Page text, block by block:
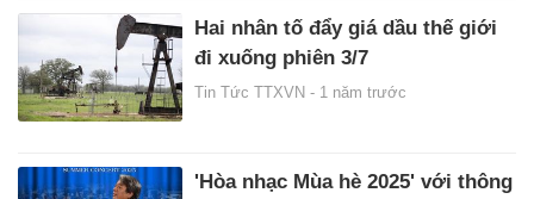
Hai nhân tố đẩy giá dầu thế giới
đi xuống phiên 3/7
Tin Tức TTXVN - 1 năm trước
'Hòa nhạc Mùa hè 2025' với thông